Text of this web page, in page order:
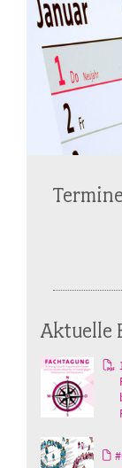
Termine
Aktuelle